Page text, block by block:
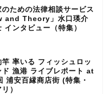
のための法律相談サービス
and Theory」水口瑛介
インタビュー（特集）
竿 率いる フィッシュロッ
ド 漁港 ライブレポート at
浦安百縁商店街 (特集・
）